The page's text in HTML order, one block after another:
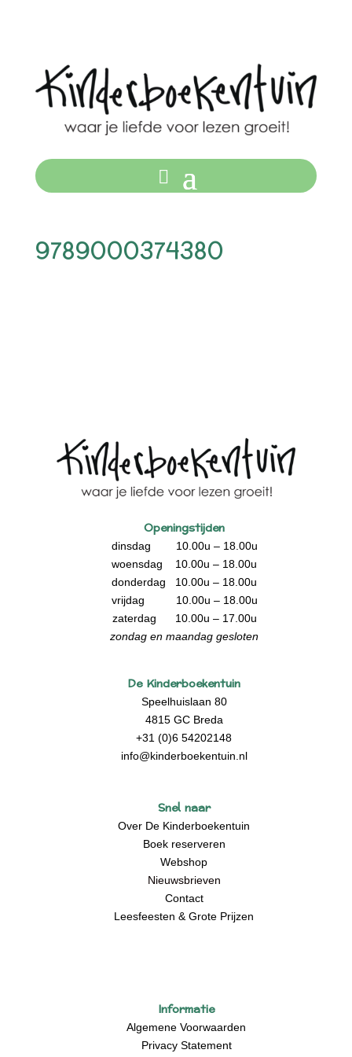
9789000374380
Openingstijden
dinsdag 10.00u – 18.00u
woensdag 10.00u – 18.00u
donderdag 10.00u – 18.00u
vrijdag 10.00u – 18.00u
zaterdag 10.00u – 17.00u
zondag en maandag gesloten
De Kinderboekentuin
Speelhuislaan 80
4815 GC Breda
+31 (0)6 54202148
info@kinderboekentuin.nl
Snel naar
Over De Kinderboekentuin
Boek reserveren
Webshop
Nieuwsbrieven
Contact
Leesfeesten & Grote Prijzen
Informatie
Algemene Voorwaarden
Privacy Statement